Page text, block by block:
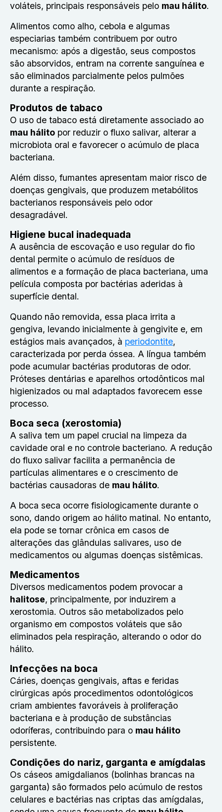
voláteis, principais responsáveis pelo mau hálito.
Alimentos como alho, cebola e algumas
especiarias também contribuem por outro
mecanismo: após a digestão, seus compostos
são absorvidos, entram na corrente sanguínea e
são eliminados parcialmente pelos pulmões
durante a respiração.
Produtos de tabaco
O uso de tabaco está diretamente associado ao
mau hálito por reduzir o fluxo salivar, alterar a
microbiota oral e favorecer o acúmulo de placa
bacteriana.
Além disso, fumantes apresentam maior risco de
doenças gengivais, que produzem metabólitos
bacterianos responsáveis pelo odor
desagradável.
Higiene bucal inadequada
A ausência de escovação e uso regular do fio
dental permite o acúmulo de resíduos de
alimentos e a formação de placa bacteriana, uma
película composta por bactérias aderidas à
superfície dental.
Quando não removida, essa placa irrita a
gengiva, levando inicialmente à gengivite e, em
estágios mais avançados, à periodontite,
caracterizada por perda óssea. A língua também
pode acumular bactérias produtoras de odor.
Próteses dentárias e aparelhos ortodônticos mal
higienizados ou mal adaptados favorecem esse
processo.
Boca seca (xerostomia)
A saliva tem um papel crucial na limpeza da
cavidade oral e no controle bacteriano. A redução
do fluxo salivar facilita a permanência de
partículas alimentares e o crescimento de
bactérias causadoras de mau hálito.
A boca seca ocorre fisiologicamente durante o
sono, dando origem ao hálito matinal. No entanto,
ela pode se tornar crônica em casos de
alterações das glândulas salivares, uso de
medicamentos ou algumas doenças sistêmicas.
Medicamentos
Diversos medicamentos podem provocar a
halitose, principalmente, por induzirem a
xerostomia. Outros são metabolizados pelo
organismo em compostos voláteis que são
eliminados pela respiração, alterando o odor do
hálito.
Infecções na boca
Cáries, doenças gengivais, aftas e feridas
cirúrgicas após procedimentos odontológicos
criam ambientes favoráveis à proliferação
bacteriana e à produção de substâncias
odoríferas, contribuindo para o mau hálito
persistente.
Condições do nariz, garganta e amígdalas
Os cáseos amigdalianos (bolinhas brancas na
garganta) são formados pelo acúmulo de restos
celulares e bactérias nas criptas das amígdalas,